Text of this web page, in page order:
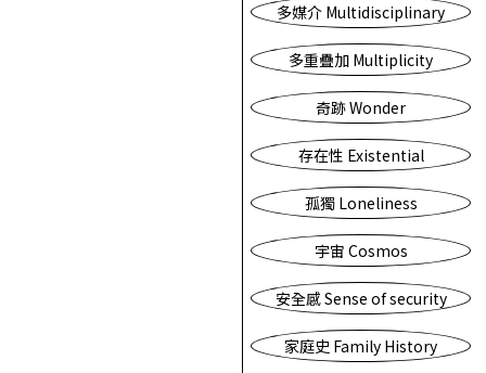
多媒介 Multidisciplinary
多重疊加 Multiplicity
奇跡 Wonder
存在性 Existential
孤獨 Loneliness
宇宙 Cosmos
安全感 Sense of security
家庭史 Family History